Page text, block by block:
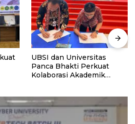
UBSI dan Universitas
Panca Bhakti Perkuat
Kolaborasi Akademik